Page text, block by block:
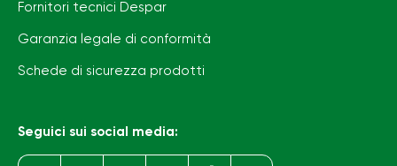
Fornitori tecnici Despar
Garanzia legale di conformità
Schede di sicurezza prodotti
Seguici sui social media: